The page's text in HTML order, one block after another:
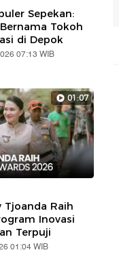
Sepekan:
Tokoh
di Depok
07:13 WIB
01:07
Tjoanda Raih
Inovasi
Terpuji
01:04 WIB